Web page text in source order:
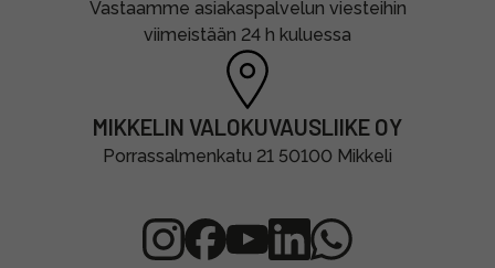
Vastaamme asiakaspalvelun viesteihin
viimeistään 24 h kuluessa
MIKKELIN VALOKUVAUSLIIKE OY
Porrassalmenkatu 21 50100 Mikkeli